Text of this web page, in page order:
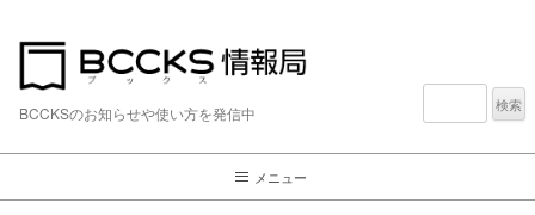
BCCKSのお知らせや使い方を発信中
検
メニュー